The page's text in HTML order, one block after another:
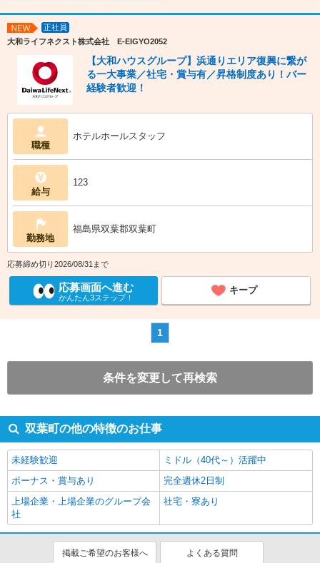
NEW
正社員
大和ライフネクスト株式会社 E-EIGYO2052
【大和ハウスグループ】浜通りエリア復興に繋が
る一大事業／社宅・賞与有／昇格制度あり！バー
経験者歓迎！
職種
ホテルホールスタッフ
給与
123
勤務地
福島県双葉郡双葉町
応募締め切り2026/08/31まで
応募画面へ進む
かんたん3ステップ！
キープ
1
条件を変更して再検索
双葉町の他の特徴のお仕事
未経験歓迎
ミドル（40代～）活躍中
ボーナス・賞与あり
完全週休2日制
上場企業・上場企業のグループ会
社
社宅・寮あり
掲載ご希望のお客様へ よくある質問